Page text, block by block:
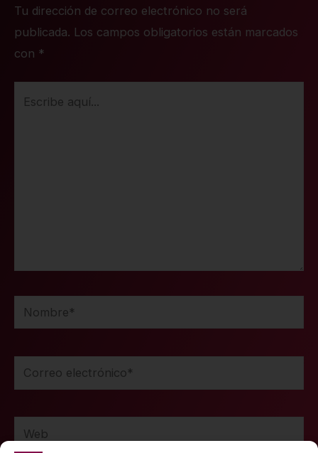
Tu dirección de correo electrónico no será
publicada. Los campos obligatorios están marcados
con *
Nombre*
Correo
electrónico*
Web